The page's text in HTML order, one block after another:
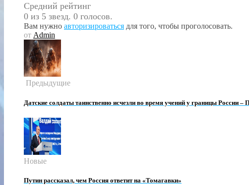
Средний рейтинг
0 из 5 звезд. 0 голосов.
Вам нужно авторизироваться для того, чтобы проголосовать.
от Admin
Предыдущие
Датские солдаты таинственно исчезли во время учений у границы России –
Новые
Путин рассказал, чем Россия ответит на «Томагавки»